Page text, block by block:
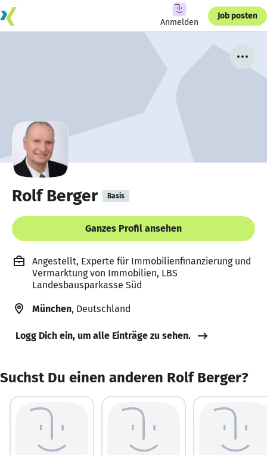
Anmelden
Job posten
Rolf Berger Basis
Ganzes Profil ansehen
Angestellt, Experte für Immobilienfinanzierung und
Vermarktung von Immobilien, LBS
Landesbausparkasse Süd
München, Deutschland
Logg Dich ein, um alle Einträge zu sehen.
Suchst Du einen anderen Rolf Berger?